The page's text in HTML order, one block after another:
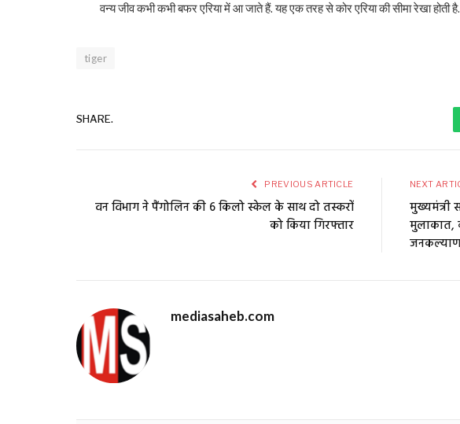
वन्य जीव कभी कभी बफर एरिया में आ जाते हैं. यह एक तरह से कोर एरिया की सीमा रेखा होती है.
tiger
SHARE.
PREVIOUS ARTICLE
वन विभाग ने पैंगोलिन की 6 किलो स्केल के साथ दो तस्करों
को किया गिरफ्तार
NEXT
मुख्यमंत्री
मुलाकात,
mediasaheb.com